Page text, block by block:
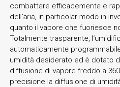
combattere efficacemente e
dell’aria, in particolar modo in
quanto il vapore che fuoriesce
Totalmente trasparente,
automaticamente
umidità desiderato ed è dotato
diffusione di vapore freddo a
precisione la diffusione di